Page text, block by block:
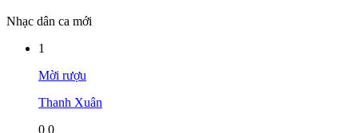
Nhạc dân ca mới
1
Mời rượu
Thanh Xuân
0 0